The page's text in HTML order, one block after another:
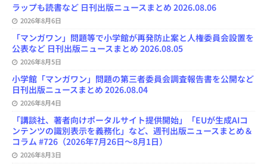
n
ラップも読書など 日刊出版ニュースまとめ 2026.08.06
2026年8月6日
「マンガワン」問題等で小学館が再発防止案と人権委員会設置を
公表など 日刊出版ニュースまとめ 2026.08.05
2026年8月5日
小学館「マンガワン」問題の第三者委員会調査報告書を公開など
日刊出版ニュースまとめ 2026.08.04
2026年8月4日
「講談社、著者向けポータルサイト提供開始」「EUが生成AIコ
ンテンツの識別表示を義務化」など、週刊出版ニュースまとめ＆
コラム #726（2026年7月26日～8月1日）
2026年8月3日